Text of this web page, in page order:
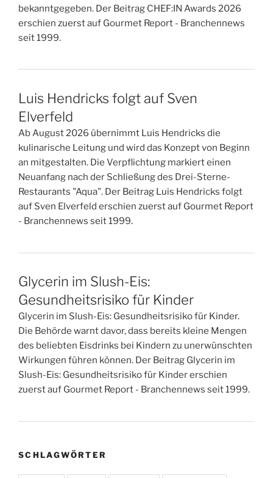
bekanntgegeben. Der Beitrag CHEF:IN Awards 2026
erschien zuerst auf Gourmet Report - Branchennews
seit 1999.
Luis Hendricks folgt auf Sven
Elverfeld
Ab August 2026 übernimmt Luis Hendricks die
kulinarische Leitung und wird das Konzept von Beginn
an mitgestalten. Die Verpflichtung markiert einen
Neuanfang nach der Schließung des Drei-Sterne-
Restaurants "Aqua". Der Beitrag Luis Hendricks folgt
auf Sven Elverfeld erschien zuerst auf Gourmet Report
- Branchennews seit 1999.
Glycerin im Slush-Eis:
Gesundheitsrisiko für Kinder
Glycerin im Slush-Eis: Gesundheitsrisiko für Kinder.
Die Behörde warnt davor, dass bereits kleine Mengen
des beliebten Eisdrinks bei Kindern zu unerwünschten
Wirkungen führen können. Der Beitrag Glycerin im
Slush-Eis: Gesundheitsrisiko für Kinder erschien
zuerst auf Gourmet Report - Branchennews seit 1999.
SCHLAGWÖRTER